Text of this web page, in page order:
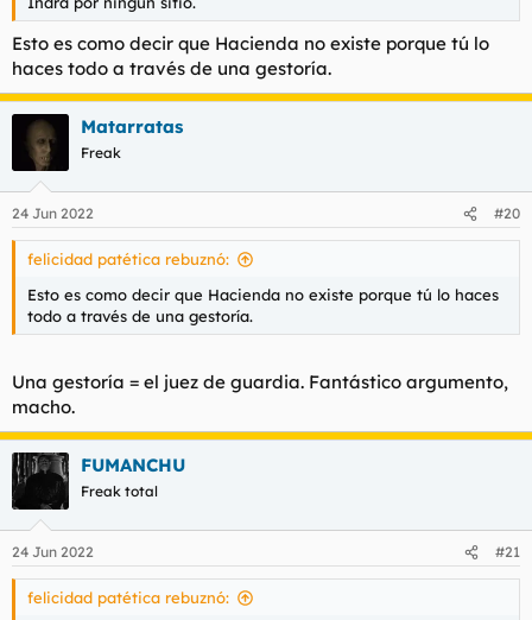
Esto es como decir que Hacienda no existe porque tú lo
haces todo a través de una gestoría.
Matarratas
Freak
24 Jun 2022 #20
felicidad patética rebuznó:
Esto es como decir que Hacienda no existe porque tú lo haces
todo a través de una gestoría.
Una gestoría = el juez de guardia. Fantástico argumento,
macho.
FUMANCHU
Freak total
24 Jun 2022 #21
felicidad patética rebuznó: